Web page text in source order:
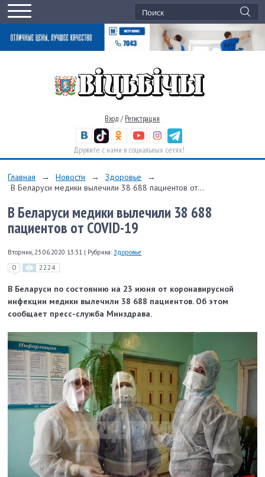
Вход / Регистрация
Дружите с нами в социальных сетях!
Главная → Новости → Здоровье
→
В Беларуси медики вылечили 38 688 пациентов от...
В Беларуси медики вылечили 38 688
пациентов от COVID-19
Вторник, 23.06.2020 13:31 | Рубрика: Здоровье
0 2224
В Беларуси по состоянию на 23 июня от коронавирусной
инфекции медики вылечили 38 688 пациентов. Об этом
сообщает пресс-служба Минздрава.